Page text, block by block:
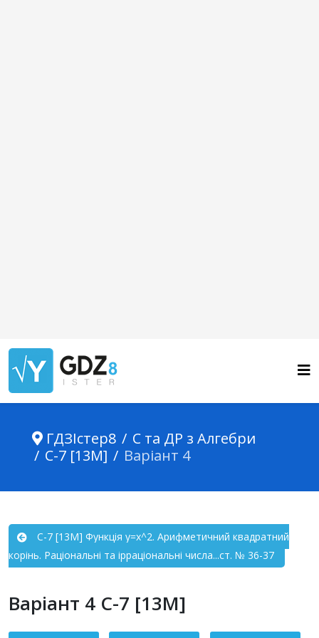
ГДЗІстер8
С та ДР з Алгебри
С-7 [13М]
Варіант 4
С-7 [13М] Функція y=x^2. Арифметичний квадратний
корінь. Раціональні та ірраціональні числа...ст. № 36-37
Варіант 4 С-7 [13М]
Зміст статті